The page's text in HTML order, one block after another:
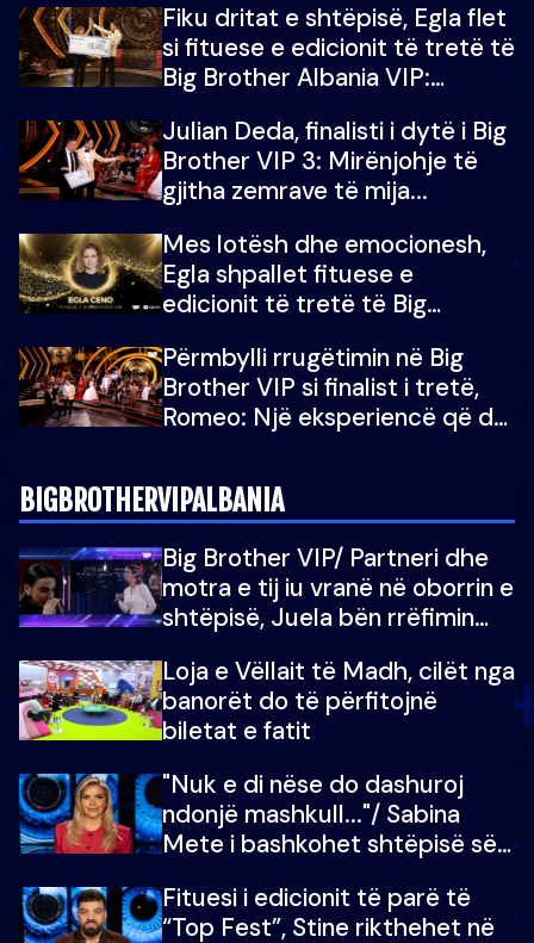
Fiku dritat e shtëpisë, Egla flet
si fituese e edicionit të tretë të
Big Brother Albania VIP:
Julian Deda, finalisti i dytë i Big
Brother VIP 3: Mirënjohje të
gjitha zemrave të mija...
Mes lotësh dhe emocionesh,
Egla shpallet fituese e
edicionit të tretë të Big
Përmbylli rrugëtimin në Big
Brother VIP si finalist i tretë,
Romeo: Një eksperiencë që do
BIGBROTHERVIPALBANIA
Big Brother VIP/ Partneri dhe
motra e tij iu vranë në oborrin e
shtëpisë, Juela bën rrëfimin
do të martoheshim, por zemra
mu copëtua
Loja e Vëllait të Madh, cilët nga
banorët do të përfitojnë
biletat e fatit
"Nuk e di nëse do dashuroj
ndonjë mashkull..."/ Sabina
Mete i bashkohet shtëpisë së
për në fund!
Fituesi i edicionit të parë të
“Top Fest”, Stine rikthehet në